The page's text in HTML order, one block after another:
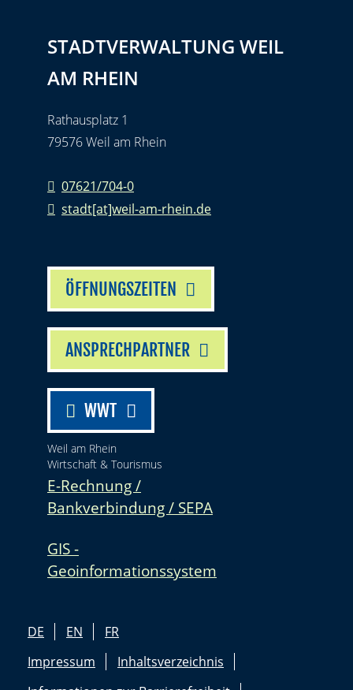
STADTVERWALTUNG WEIL
AM RHEIN
Rathausplatz 1
79576 Weil am Rhein
07621/704-0
stadt[at]weil-am-rhein.de
ÖFFNUNGSZEITEN
ANSPRECHPARTNER
WWT
Weil am Rhein
Wirtschaft & Tourismus
E-Rechnung /
Bankverbindung / SEPA
GIS -
Geoinformationssystem
DE EN
FR
Impressum
Inhaltsverzeichnis